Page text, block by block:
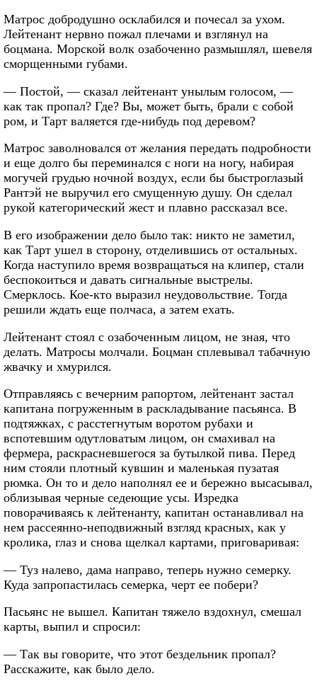
Матрос добродушно осклабился и почесал за ухом.
Лейтенант нервно пожал плечами и взглянул на
боцмана. Морской волк озабоченно размышлял, шевеля
сморщенными губами.
— Постой, — сказал лейтенант унылым голосом, —
как так пропал? Где? Вы, может быть, брали с собой
ром, и Тарт валяется где-нибудь под деревом?
Матрос заволновался от желания передать подробности
и еще долго бы переминался с ноги на ногу, набирая
могучей грудью ночной воздух, если бы быстроглазый
Рантэй не выручил его смущенную душу. Он сделал
рукой категорический жест и плавно рассказал все.
В его изображении дело было так: никто не заметил,
как Тарт ушел в сторону, отделившись от остальных.
Когда наступило время возвращаться на клипер, стали
беспокоиться и давать сигнальные выстрелы.
Смерклось. Кое-кто выразил неудовольствие. Тогда
решили ждать еще полчаса, а затем ехать.
Лейтенант стоял с озабоченным лицом, не зная, что
делать. Матросы молчали. Боцман сплевывал табачную
жвачку и хмурился.
Отправляясь с вечерним рапортом, лейтенант застал
капитана погруженным в раскладывание пасьянса. В
подтяжках, с расстегнутым воротом рубахи и
вспотевшим одутловатым лицом, он смахивал на
фермера, раскрасневшегося за бутылкой пива. Перед
ним стояли плотный кувшин и маленькая пузатая
рюмка. Он то и дело наполнял ее и бережно высасывал,
облизывая черные седеющие усы. Изредка
поворачиваясь к лейтенанту, капитан останавливал на
нем рассеянно-неподвижный взгляд красных, как у
кролика, глаз и снова щелкал картами, приговаривая:
— Туз налево, дама направо, теперь нужно семерку.
Куда запропастилась семерка, черт ее побери?
Пасьянс не вышел. Капитан тяжело вздохнул, смешал
карты, выпил и спросил:
— Так вы говорите, что этот бездельник пропал?
Расскажите, как было дело.